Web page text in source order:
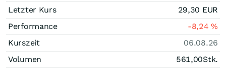
Letzter Kurs
29,30 EUR
Performance
-8,24%
Kurszeit
06.08.26
Volumen
561,00Stk.